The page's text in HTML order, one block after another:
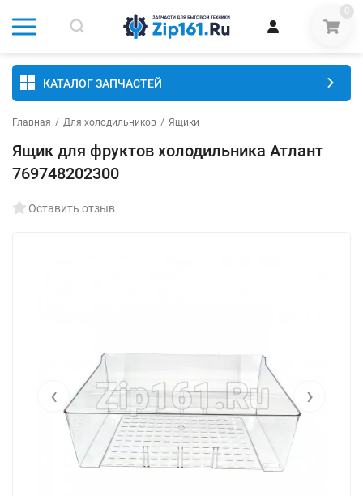
0
КАТАЛОГ ЗАПЧАСТЕЙ
Главная / Для холодильников / Ящики
Ящик для фруктов холодильника Атлант
769748202300
Оставить отзыв
‹ ›